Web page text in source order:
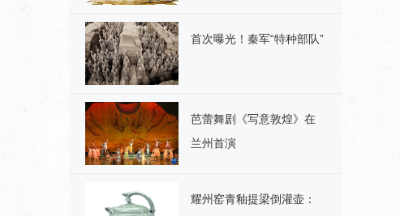
首次曝光！秦军“特种部队”
芭蕾舞剧《写意敦煌》在
兰州首演
耀州窑青釉提梁倒灌壶：